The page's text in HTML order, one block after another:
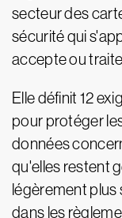
secteur des
sécurité qui
accepte ou
Elle définit 12
pour protéger
données
qu'elles restent
légèrement plus
dans les